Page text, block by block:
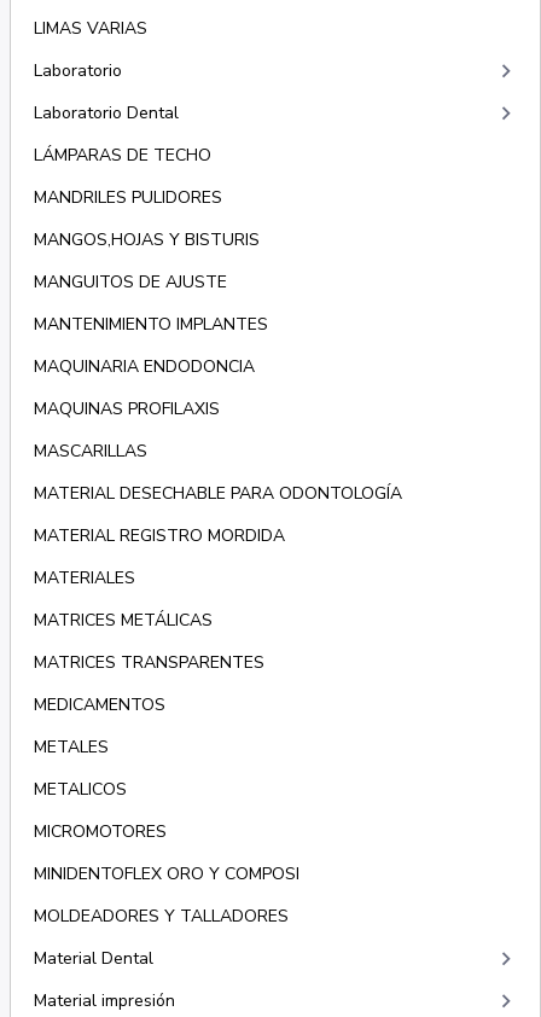
LIMAS VARIAS
Laboratorio
keyboard_arrow_right
Laboratorio Dental keyboard_arrow_right
LÁMPARAS DE TECHO
MANDRILES PULIDORES
MANGOS,HOJAS Y BISTURIS
MANGUITOS DE AJUSTE
MANTENIMIENTO IMPLANTES
MAQUINARIA ENDODONCIA
MAQUINAS PROFILAXIS
MASCARILLAS
MATERIAL DESECHABLE PARA ODONTOLOGÍA
MATERIAL REGISTRO MORDIDA
MATERIALES
MATRICES METÁLICAS
MATRICES TRANSPARENTES
MEDICAMENTOS
METALES
METALICOS
MICROMOTORES
MINIDENTOFLEX ORO Y COMPOSI
MOLDEADORES Y TALLADORES
Material Dental
keyboard_arrow_right
Material impresión keyboard_arrow_right